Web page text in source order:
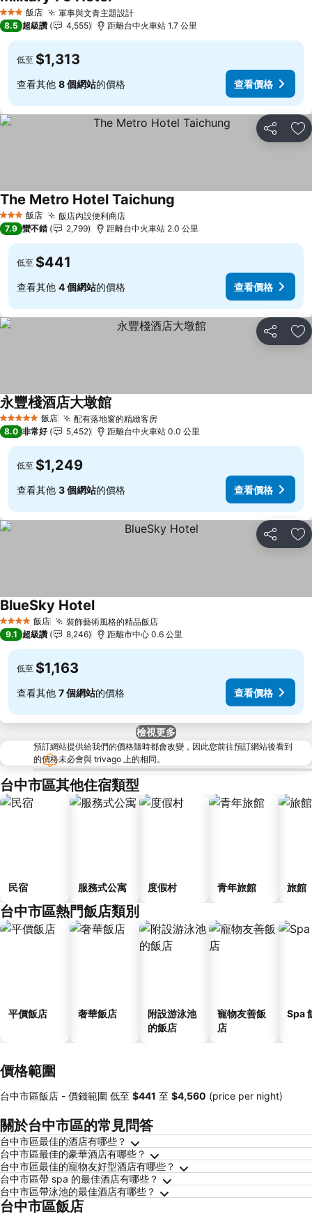
3 星級 飯店 軍事與文青主題設計查看價格
查看價格
8.5 超級讚 4,555 距離台中火車站 1.7 公里
低至 $1,313
查看其他 8 個網站的價格 查看價格
分享 加
3 星級 飯店 飯店內設便利商店查看價格
The Metro Hotel Taichung
7.9 蠻不錯 2,799 距離台中火車站 2.0 公里
低至 $441
查看其他 4 個網站的價格 查看價格
分享 加
5 星級 飯店 配有落地窗的精緻客房查看價格
永豐棧酒店大墩館
8.0 非常好 5,452 距離台中火車站 0.0 公里
低至 $1,249
查看其他 3 個網站的價格 查看價格
分享 加
4 星級 飯店 裝飾藝術風格的精品飯店查看價格
BlueSky Hotel查看價格
9.1 超級讚 8,246 距離市中心 0.6 公里
低至 $1,163
查看其他 7 個網站的價格 查看價格
檢視更多
預訂網站提供給我們的價格隨時都會改變，因此您前往預訂網站後看到
的價格未必會與 trivago 上的相同。
台中市區其他住宿類型
民宿 服務式公寓 度假村 青年旅館 旅館
台中市區熱門飯店類別
平價飯店 奢華飯店
附設游泳池
的飯店
寵物友善飯
店
Spa
價格範圍
台中市區飯店 - 價錢範圍 低至 ‎$441 至 ‎$4,560 (price per night)
關於台中市區的常見問答
台中市區最佳的酒店有哪些？
台中市區最佳的豪華酒店有哪些？
台中市區最佳的寵物友好型酒店有哪些？
台中市區帶 spa 的最佳酒店有哪些？
台中市區帶泳池的最佳酒店有哪些？
台中市區飯店